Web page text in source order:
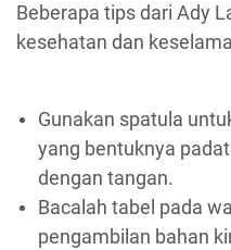
Beberapa tips dari Ady
kesehatan dan
Gunakan spatula
yang bentuknya
dengan tangan.
Bacalah tabel pada
pengambilan bahan